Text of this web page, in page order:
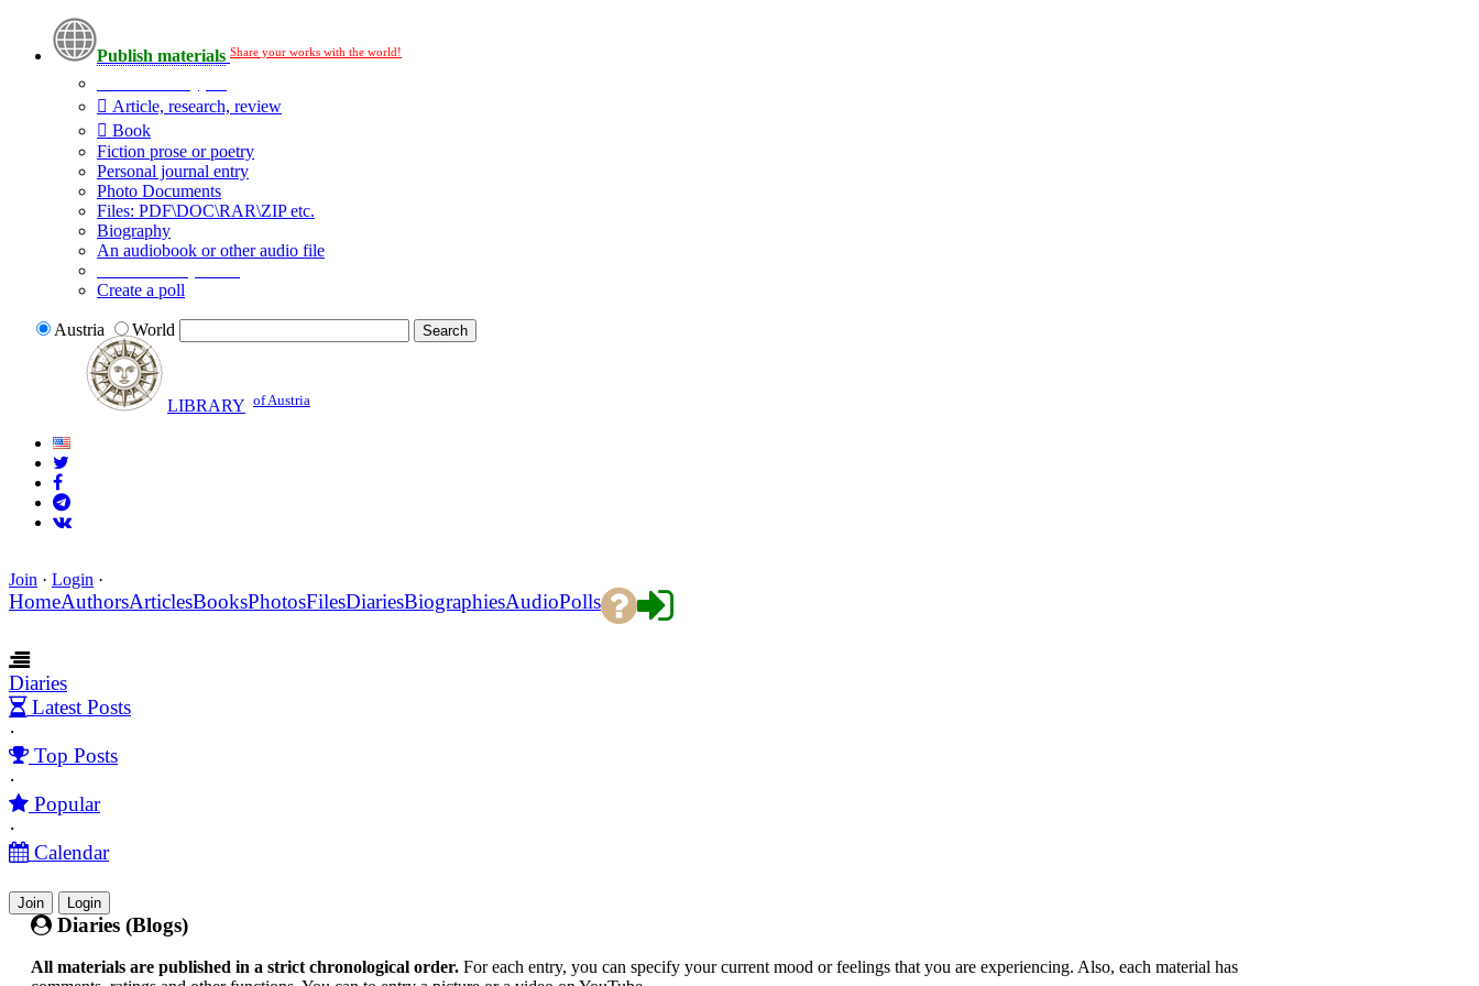
Publish materials Share your works with the world!
Article, research, review
Book
Fiction prose or poetry
Personal journal entry
Photo Documents
Files: PDF\DOC\RAR\ZIP etc.
Biography
An audiobook or other audio file
Create a poll
Austria World
LIBRARY of Austria
Join · Login ·
HomeAuthorsArticlesBooksPhotosFilesDiariesBiographiesAudioPolls
Diaries
Latest Posts
·
Top Posts
·
Popular
·
Calendar
Join Login
Diaries (Blogs)
All materials are published in a strict chronological order. For each entry, you can specify your current mood or feelings that you are experiencing. Also, each material has